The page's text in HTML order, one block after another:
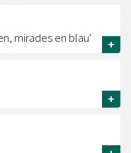
mirades en blau'
+
+